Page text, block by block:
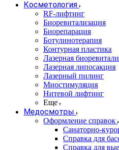
Косметология
RF-лифтинг
Биоревитализация
Биорепарация
Ботулинотерапия
Контурная пластика
Лазерная
Лазерная липосакция
Лазерный пилинг
Миостимуляция
Нитевой лифтинг
Еще
Медосмотры
Оформление справок
Санаторно-
Справка для
Справка для